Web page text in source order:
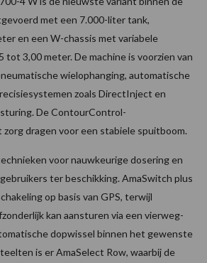
met een 7.000-liter tank,
en een W-chassis met variabele
tot 3,00 meter. De machine is voorzien van
wielophanging, automatische
zoals DirectInject en
De ContourControl-
dragen voor een stabiele spuitboom.
voor nauwkeurige dosering en
ter beschikking. AmaSwitch plus
op basis van GPS, terwijl
kan aansturen via een vierweg-
dopwissel binnen het gewenste
is er AmaSelect Row, waarbij de